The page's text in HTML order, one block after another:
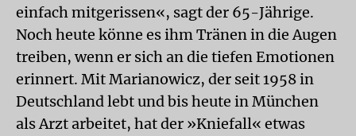
einfach mitgerissen«, sagt der 65-Jährige.
Noch heute könne es ihm Tränen in die Augen
treiben, wenn er sich an die tiefen Emotionen
erinnert. Mit Marianowicz, der seit 1958 in
Deutschland lebt und bis heute in München
als Arzt arbeitet, hat der »Kniefall« etwas